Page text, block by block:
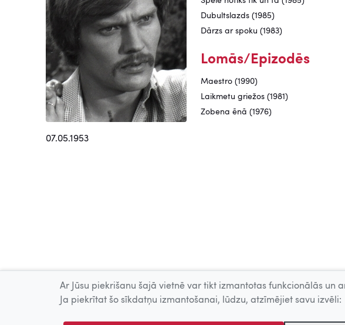
07.05.1953
Dubultslazds (1985)
Dārzs ar spoku (1983)
Lomās/Epizodēs
Maestro (1990)
Laikmetu griežos (1981)
Zobena ēnā (1976)
Ar Jūsu piekrišanu šajā vietnē var tikt izmantotas funkcionālās un
Ja piekrītat šo sīkdatņu izmantošanai, lūdzu, atzīmējiet savu izvēli: